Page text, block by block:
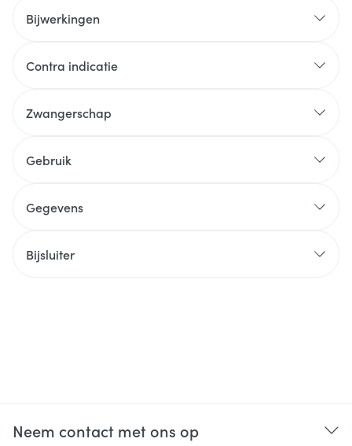
Bijwerkingen
Contra indicatie
Zwangerschap
Gebruik
Gegevens
Bijsluiter
Neem contact met ons op